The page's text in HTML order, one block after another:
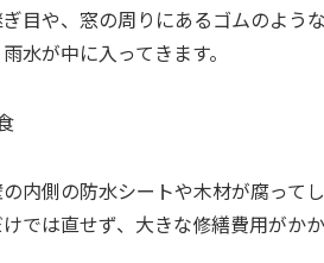
目や、窓の周りにあるゴムのよう
水が中に入ってきます。
内側の防水シートや木材が腐ってし
では直せず、大きな修繕費用がかか